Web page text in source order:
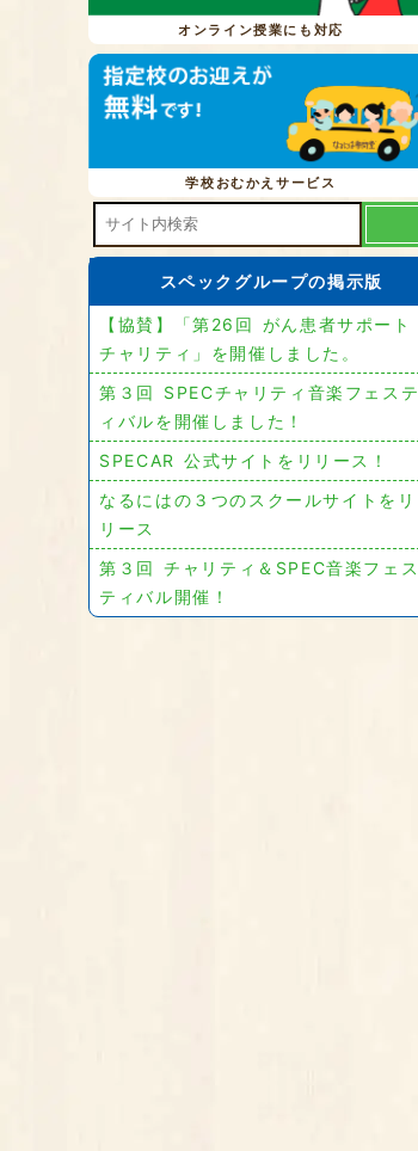
オンライン授業にも対応
学校おむかえサービス
スペックグループの掲示版
【協賛】「第26回 がん患者サポート
チャリティ」を開催しました。
第３回 SPECチャリティ音楽フェステ
ィバルを開催しました！
SPECAR 公式サイトをリリース！
なるにはの３つのスクールサイトをリ
リース
第３回 チャリティ＆SPEC音楽フェス
ティバル開催！